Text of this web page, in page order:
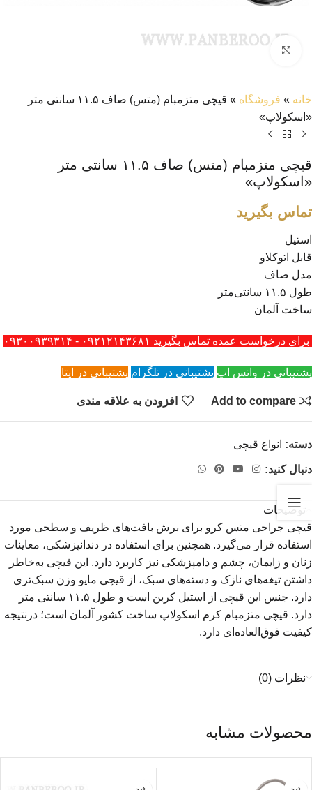
خانه » فروشگاه »
قیچی متزمبام (متس) صاف ۱۱.۵ سانتی‌ متر
«اسکولاپ»
قیچی متزمبام (متس) صاف ۱۱.۵ سانتی‌ متر
«اسکولاپ»
تماس بگیرید
استیل
قابل اتوکلاو
مدل صاف
طول ۱۱.۵ سانتی‌متر
ساخت آلمان
برای درخواست عمده تماس بگیرید ۰۹۲۱۲۱۴۳۶۸۱ - ۰۹۳۰۰۹۳۹۳۱۴
پشتیبانی در واتس اپ پشتیبانی در تلگرام پشتیبانی در ایتا
Add to compare افزودن به علاقه مندی
دسته: انواع قیچی
دنبال کنید:
توضیحات
قیچی جراحی متس کرو برای برش بافت‌های ظریف و سطحی مورد
استفاده قرار می‌گیرد. همچنین برای استفاده در دندانپزشکی، معاینات
زنان و زایمان، چشم و دامپزشکی نیز کاربرد دارد. این قیچی به‌خاطر
داشتن تیغه‌های نازک و دسته‌های سبک، از قیچی مایو وزن سبک‌تری
دارد. جنس این قیچی از استیل کربن است و طول ۱۱.۵ سانتی متر
دارد. قیچی متزمبام کرم اسکولاپ ساخت کشور آلمان است؛ درنتیجه
کیفیت فوق‌العاده‌ای دارد.
نظرات (0)
محصولات مشابه